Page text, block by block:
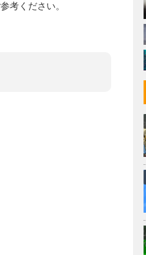
考ください。